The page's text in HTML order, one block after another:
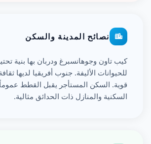
نصائح المدينة والسكن
كيب تاون وجوهانسبرغ ودربان بها بنية
للحيوانات الأليفة. جنوب أفريقيا لديها
قوية. السكن المستأجر يقبل القطط
السكنية والمنازل ذات الحدائق مثالية.